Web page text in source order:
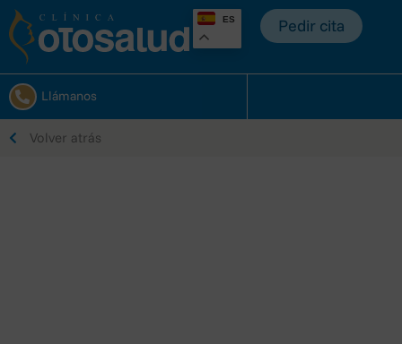
Pedir cita
ES
Llámanos
Volver atrás